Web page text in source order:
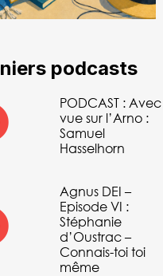
podcasts
PODCAST : Avec
vue sur l’Arno :
Samuel
Hasselhorn
Agnus DEI –
Episode VI :
Stéphanie
d’Oustrac –
Connais-toi toi
même